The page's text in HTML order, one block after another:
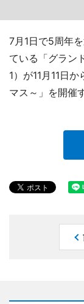
7月1日で5周年
ている「グラン
1）が11月11日
マス～」を開催